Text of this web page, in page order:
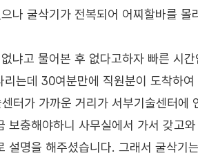
나 굴삭기가 전복되어 어찌할바를
냐고 물어본 후 없다고하자 빠른 시
는데 30여분만에 직원분이 도착하
터가 가까운 거리가 서부기술센터
보충해야하니 사무실에서 가서 갖고
설명을 해주셨습니다. 그래서 굴삭